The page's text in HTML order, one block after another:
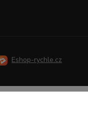
Eshop-rychle.cz